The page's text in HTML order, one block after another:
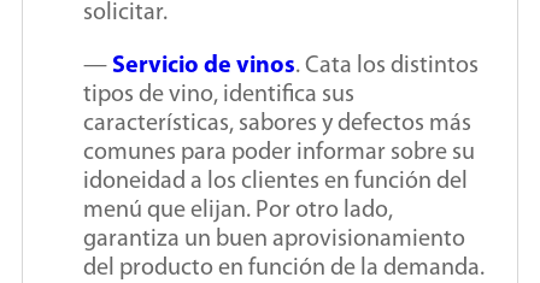
solicitar.
— Servicio de vinos. Cata los distintos
tipos de vino, identifica sus
características, sabores y defectos más
comunes para poder informar sobre su
idoneidad a los clientes en función del
menú que elijan. Por otro lado,
garantiza un buen aprovisionamiento
del producto en función de la demanda.